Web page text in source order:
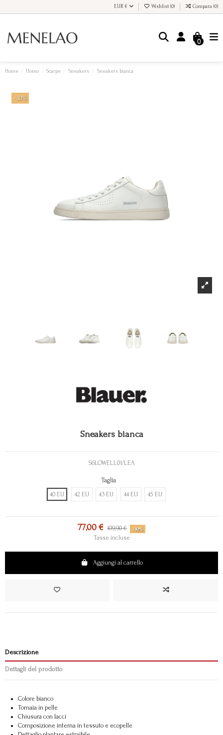
EUR € Wishlist (0) Compara (0)
0
Home Uomo Scarpe Sneakers Sneakers bianca
-30%
Sneakers bianca
S6LOWELL01/LEA
Taglia
40 EU 42 EU 43 EU 44 EU 45 EU
77,00 € 109,90 € -30%
Tasse incluse
Aggiungi al carrello
Descrizione
Dettagli del prodotto
Colore bianco
Tomaia in pelle
Chiusura con lacci
Composizione interna in tessuto e ecopelle